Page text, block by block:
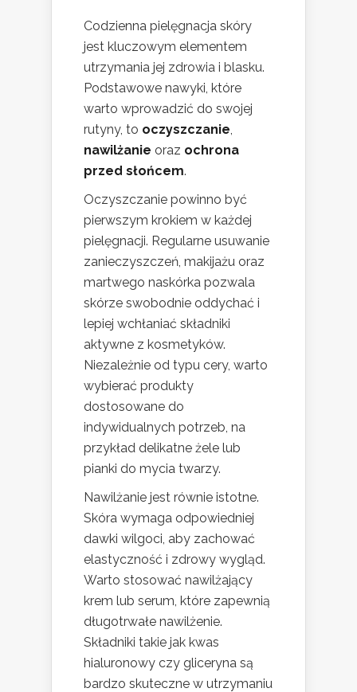
Codzienna pielęgnacja skóry
jest kluczowym elementem
utrzymania jej zdrowia i blasku.
Podstawowe nawyki, które
warto wprowadzić do swojej
rutyny, to oczyszczanie,
nawilżanie oraz ochrona
przed słońcem.
Oczyszczanie powinno być
pierwszym krokiem w każdej
pielęgnacji. Regularne usuwanie
zanieczyszczeń, makijażu oraz
martwego naskórka pozwala
skórze swobodnie oddychać i
lepiej wchłaniać składniki
aktywne z kosmetyków.
Niezależnie od typu cery, warto
wybierać produkty
dostosowane do
indywidualnych potrzeb, na
przykład delikatne żele lub
pianki do mycia twarzy.
Nawilżanie jest równie istotne.
Skóra wymaga odpowiedniej
dawki wilgoci, aby zachować
elastyczność i zdrowy wygląd.
Warto stosować nawilżający
krem lub serum, które zapewnią
długotrwałe nawilżenie.
Składniki takie jak kwas
hialuronowy czy gliceryna są
bardzo skuteczne w utrzymaniu